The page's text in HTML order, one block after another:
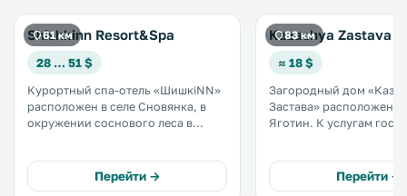
61 км
Shishkinn Resort&Spa
28 … 51 $
Курортный спа-отель «ШишкіNN»
расположен в селе Сновянка, в
окружении соснового леса в
отеля «ШишкіNN» входит русская
паровая баня. .
Перейти →
83 км
Kazachya Zastava
≈ 18 $
Загородный дом
Застава» расположен в
Яготин. К услугам гостей
Предоставляется
Fi. На территории обустроена
Перейти →